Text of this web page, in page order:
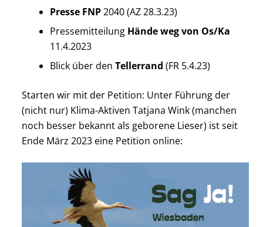
Presse FNP2040 (AZ 28.3.23)
Pressemitteilung Hände weg von Os/Ka
11.4.2023
Blick über den Tellerrand (FR 5.4.23)
Starten wir mit der Petition: Unter Führung der
(nicht nur) Klima-Aktiven Tatjana Wink (manchen
noch besser bekannt als geborene Lieser) ist seit
Ende März 2023 eine Petition online: